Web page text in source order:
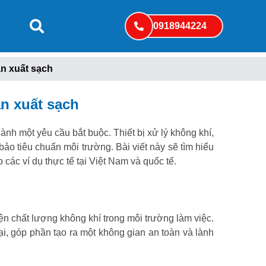
0918944224
xuất sạch
xuất sạch
một yêu cầu bắt buộc. Thiết bị xử lý không khí,
tiêu chuẩn môi trường. Bài viết này sẽ tìm hiểu
ví dụ thực tế tại Việt Nam và quốc tế.
chất lượng không khí trong môi trường làm việc.
góp phần tạo ra một không gian an toàn và lành